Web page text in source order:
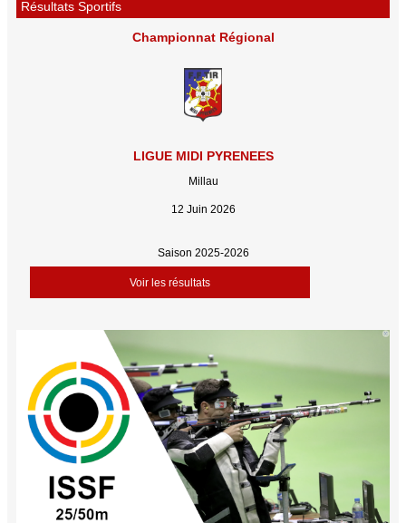
Résultats Sportifs
Championnat Régional
LIGUE MIDI PYRENEES
Millau
12 Juin 2026
Saison 2025-2026
Voir les résultats